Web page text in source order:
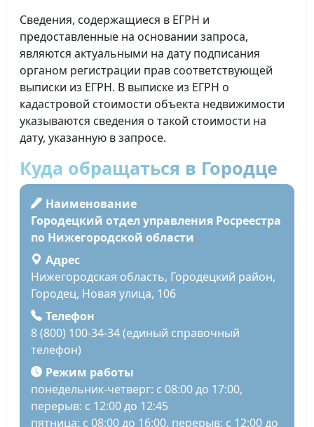
Сведения, содержащиеся в ЕГРН и
предоставленные на основании запроса,
являются актуальными на дату подписания
органом регистрации прав соответствующей
выписки из ЕГРН. В выписке из ЕГРН о
кадастровой стоимости объекта недвижимости
указываются сведения о такой стоимости на
дату, указанную в запросе.
Куда обращаться в Городце
Наименование
Городецкий отдел управления Росреестра
по Нижегородской области
Адрес
Нижегородская область, Городецкий район,
Городец, Новая улица, 106
Телефон
8 (800) 100-34-34 (единый справочный
телефон)
Режим работы
понедельник-четверг: с 08:00 до 17:00,
перерыв: с 12:00 до 12:45
пятница: с 08:00 до 16:00, перерыв: с 12:00 до